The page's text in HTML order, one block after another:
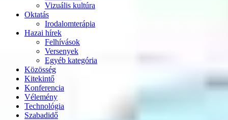
Vizuális kultúra
Oktatás
Irodalomterápia
Hazai hírek
Felhívások
Versenyek
Egyéb kategória
Közösség
Kitekintő
Konferencia
Vélemény
Technológia
Szabadidő